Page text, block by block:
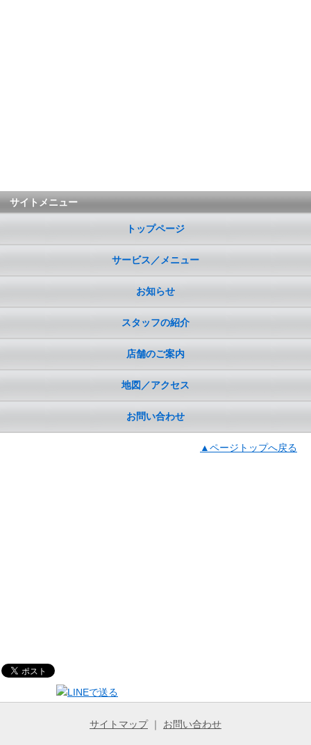
サイトメニュー
トップページ
サービス／メニュー
お知らせ
スタッフの紹介
店舗のご案内
地図／アクセス
お問い合わせ
▲ページトップへ戻る
サイトマップ｜ お問い合わせ